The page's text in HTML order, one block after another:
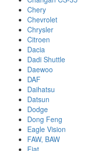
Chery
Chevrolet
Chrysler
Citroen
Dacia
Dadi Shuttle
Daewoo
DAF
Daihatsu
Datsun
Dodge
Dong Feng
Eagle Vision
FAW, BAW
Fiat